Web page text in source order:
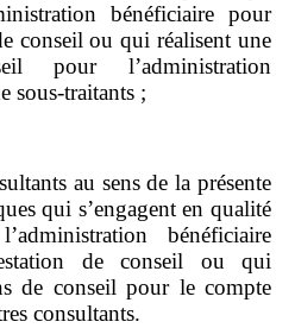
bénéficiaire pour
conseil ou qui réalisent une
pour l’administration
sous‑traitants ;
au sens de la présente
qui s’engagent en qualité
bénéficiaire
de conseil ou qui
de conseil pour le compte
consultants.